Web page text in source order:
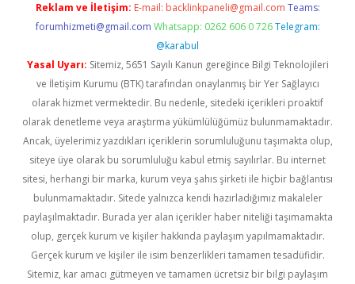
Reklam ve İletişim: E-mail: backlinkpaneli@gmail.com Teams:
forumhizmeti@gmail.com Whatsapp: 0262 606 0 726 Telegram:
@karabul
Yasal Uyarı: Sitemiz, 5651 Sayılı Kanun gereğince Bilgi Teknolojileri
ve İletişim Kurumu (BTK) tarafından onaylanmış bir Yer Sağlayıcı
olarak hizmet vermektedir. Bu nedenle, sitedeki içerikleri proaktif
olarak denetleme veya araştırma yükümlülüğümüz bulunmamaktadır.
Ancak, üyelerimiz yazdıkları içeriklerin sorumluluğunu taşımakta olup,
siteye üye olarak bu sorumluluğu kabul etmiş sayılırlar. Bu internet
sitesi, herhangi bir marka, kurum veya şahıs şirketi ile hiçbir bağlantısı
bulunmamaktadır. Sitede yalnızca kendi hazırladığımız makaleler
paylaşılmaktadır. Burada yer alan içerikler haber niteliği taşımamakta
olup, gerçek kurum ve kişiler hakkında paylaşım yapılmamaktadır.
Gerçek kurum ve kişiler ile isim benzerlikleri tamamen tesadüfidir.
Sitemiz, kar amacı gütmeyen ve tamamen ücretsiz bir bilgi paylaşım